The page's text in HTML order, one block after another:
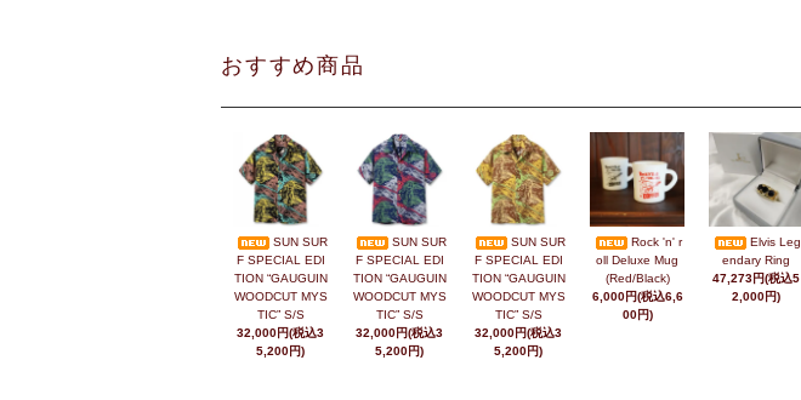
おすすめ商品
SUN SUR
F SPECIAL EDI
TION “GAUGUIN
WOODCUT MYS
TIC” S/S
32,000円(税込3
5,200円)
SUN SUR
F SPECIAL EDI
TION “GAUGUIN
WOODCUT MYS
TIC” S/S
32,000円(税込3
5,200円)
SUN SUR
F SPECIAL EDI
TION “GAUGUIN
WOODCUT MYS
TIC” S/S
32,000円(税込3
5,200円)
Rock 'n' r
oll Deluxe Mug
(Red/Black)
6,000円(税込6,6
00円)
Elvis Leg
endary Ring
47,273円(税込5
2,000円)